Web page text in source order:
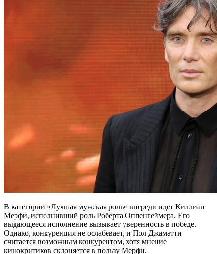
В категории «Лучшая мужская роль» впереди идет Киллиан
Мерфи, исполнивший роль Роберта Оппенгеймера. Его
выдающееся исполнение вызывает уверенность в победе.
Однако, конкуренция не ослабевает, и Пол Джаматти
считается возможным конкурентом, хотя мнение
кинокритиков склоняется в пользу Мерфи.